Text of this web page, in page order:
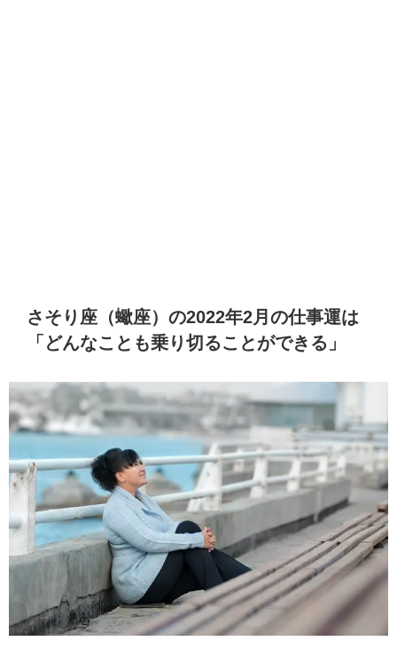
さそり座（蠍座）の2022年2月の仕事運は
「どんなことも乗り切ることができる」